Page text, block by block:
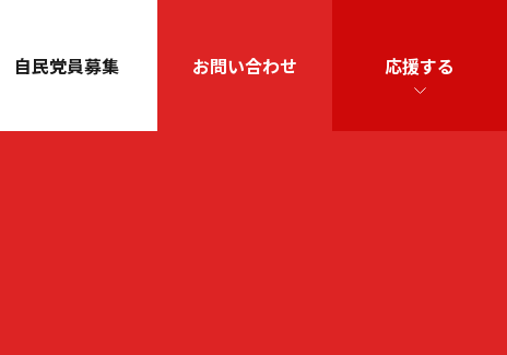
自民党員募集 お問い合わせ 応援する